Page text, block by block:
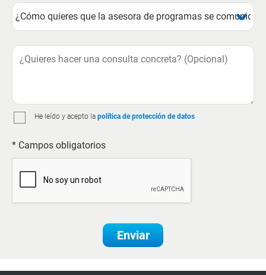
He leído y acepto la política de protección de datos
* Campos obligatorios
Enviar